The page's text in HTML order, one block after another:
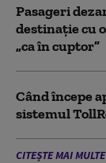
Pasageri
destinație cu
„ca în cuptor”
Când începe
sistemul
CITEȘTE MAI MULTE